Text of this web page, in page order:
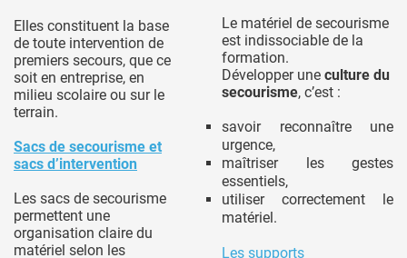
Elles constituent la base
de toute intervention de
premiers secours, que ce
soit en entreprise, en
milieu scolaire ou sur le
terrain.
Sacs de secourisme et
sacs d’intervention
Les sacs de secourisme
permettent une
organisation claire du
matériel selon les
Le matériel de secourisme
est indissociable de la
formation.
Développer une culture du
secourisme, c’est :
savoir reconnaître une
urgence,
maîtriser les gestes
essentiels,
utiliser correctement le
matériel.
Les supports